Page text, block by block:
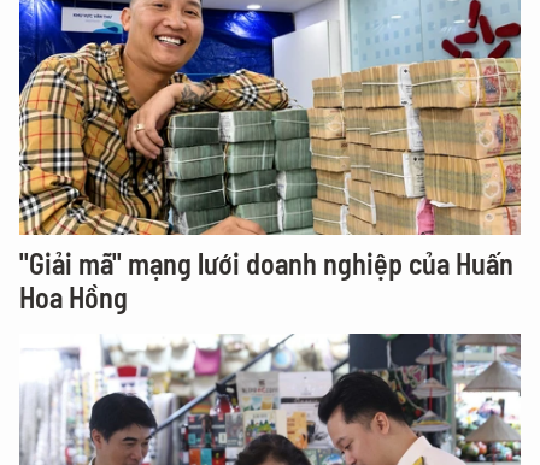
"Giải mã" mạng lưới doanh nghiệp của Huấn
Hoa Hồng